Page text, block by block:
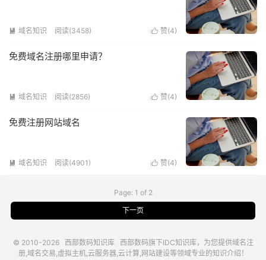
 域名知识 阅读(3458)  赞(4)
免费域名注册哪里申请？
 域名知识 阅读(2856)  赞(4)
免费注册网站域名
 域名知识 阅读(4901)  赞(4)
Page: 1 of 2
下一页
© 2010-2026 西部数码知识库 西部数码旗下IDC知识库，为您提供域名注
册,域名交易,虚拟主机,云服务器,云计算,网站建设等领域专业的知识介绍！